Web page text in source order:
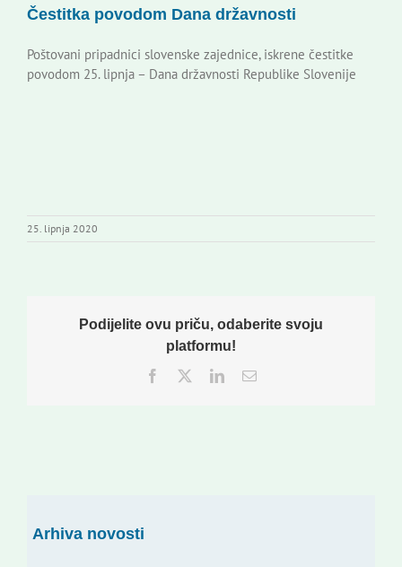
Korisne informacije
Čestitka povodom Dana državnosti
Poštovani pripadnici slovenske zajednice, iskrene čestitke
povodom 25. lipnja – Dana državnosti Republike Slovenije
25. lipnja 2020
Podijelite ovu priču, odaberite svoju
platformu!
Facebook
TwitterLinkedInEmail:
Arhiva novosti